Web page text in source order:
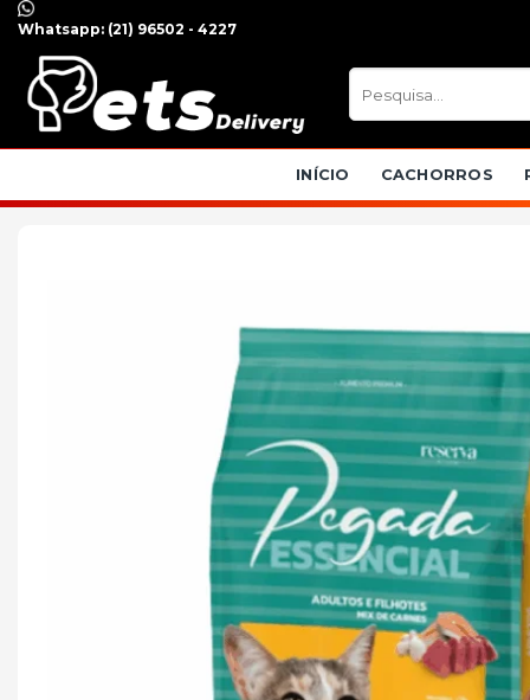
Skip
content
Whatsapp: (21) 96502 - 4227
Pesquisar
por:
INÍCIO CACHORROS